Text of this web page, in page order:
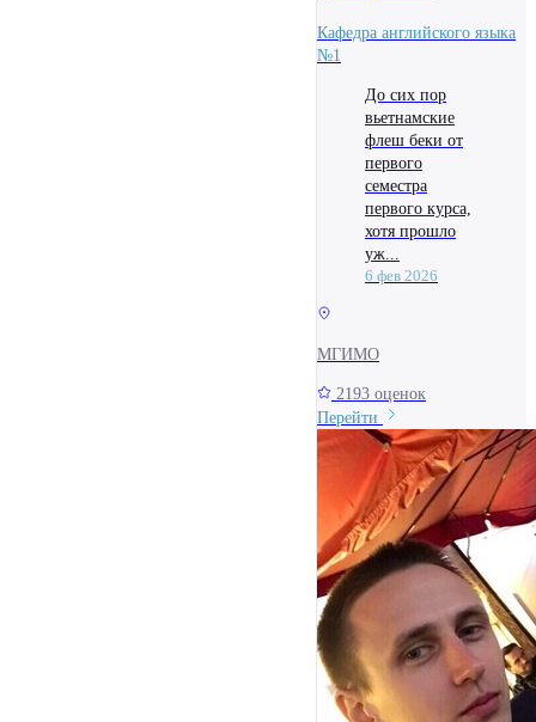
Кафедра английского языка
№1
До сих пор
вьетнамские
флеш беки от
первого
семестра
первого курса,
хотя прошло
уж...
6 фев 2026
МГИМО
2193 оценок
Перейти